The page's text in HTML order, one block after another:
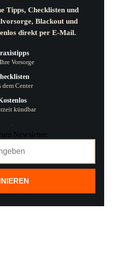
Tipps, Checklisten und
Blackout und
direkt per E-Mail.
Vorsorge
dem Center
kündbar
Newsletter: